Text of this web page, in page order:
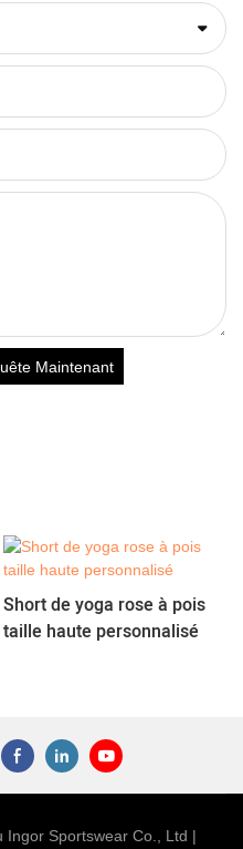
Maintenant
Short de yoga rose à pois
taille haute personnalisé
Sportswear Co., Ltd |